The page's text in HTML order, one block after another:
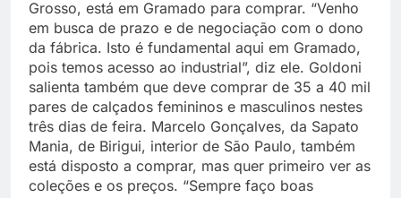
Grosso, está em Gramado para comprar. “Venho
em busca de prazo e de negociação com o dono
da fábrica. Isto é fundamental aqui em Gramado,
pois temos acesso ao industrial”, diz ele. Goldoni
salienta também que deve comprar de 35 a 40 mil
pares de calçados femininos e masculinos nestes
três dias de feira. Marcelo Gonçalves, da Sapato
Mania, de Birigui, interior de São Paulo, também
está disposto a comprar, mas quer primeiro ver as
coleções e os preços. “Sempre faço boas